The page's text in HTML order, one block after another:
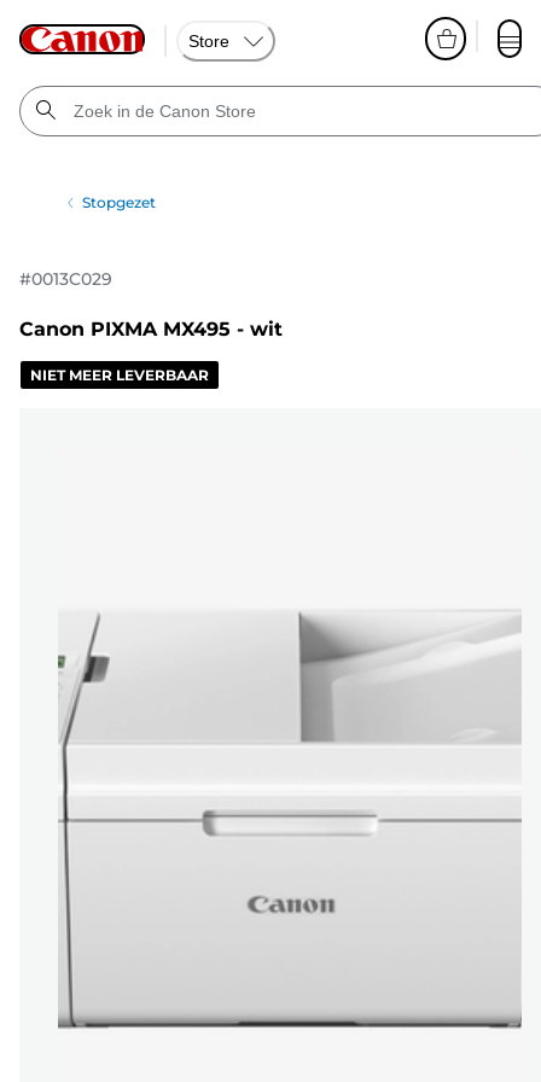
Store
Stopgezet
#0013C029
Canon PIXMA MX495 - wit
NIET MEER LEVERBAAR